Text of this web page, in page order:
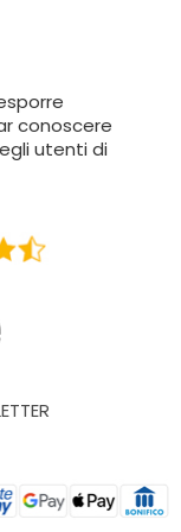
conoscere
utenti di